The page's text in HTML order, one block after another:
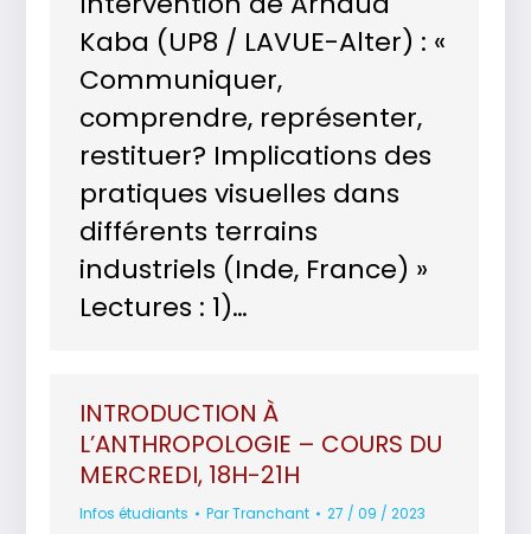
Kaba (UP8 / LAVUE-Alter) : «
Communiquer,
comprendre, représenter,
restituer? Implications des
pratiques visuelles dans
différents terrains
industriels (Inde, France) »
Lectures : 1)…
INTRODUCTION À
L’ANTHROPOLOGIE – COURS DU
MERCREDI, 18H-21H
Infos étudiants ParTranchant 27 / 09 / 2023